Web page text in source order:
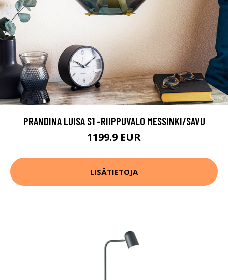
PRANDINA LUISA S1 -RIIPPUVALO MESSINKI/SAVU
1199.9 EUR
LISÄTIETOJA